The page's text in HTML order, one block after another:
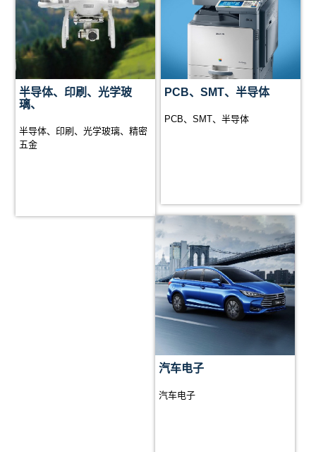
半导体、印刷、光学玻
璃、
半导体、印刷、光学玻璃、精密
五金
PCB、SMT、半导体
PCB、SMT、半导体
汽车电子
汽车电子